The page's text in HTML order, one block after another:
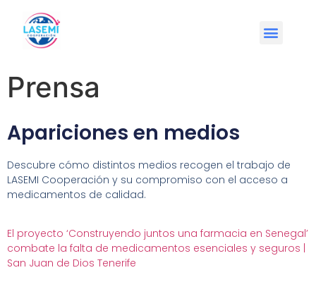
Prensa
Apariciones en medios
Descubre cómo distintos medios recogen el trabajo de
LASEMI Cooperación y su compromiso con el acceso a
medicamentos de calidad.
El proyecto ‘Construyendo juntos una farmacia en Senegal’
combate la falta de medicamentos esenciales y seguros |
San Juan de Dios Tenerife